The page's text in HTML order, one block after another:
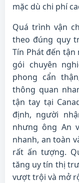
mặc dù chi phí
Quá trình vận
theo đúng quy
Tín Phát đến
gói chuyên
phong cẩn
thông quan
tận tay tại
định, người
nhưng ông An
nhanh, an toàn
rất ấn tượng.
tăng uy tín thị
vượt trội và mở